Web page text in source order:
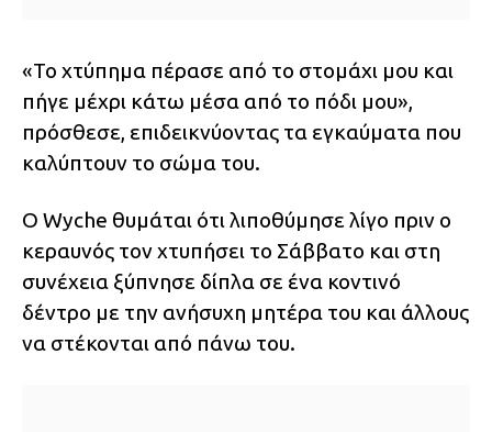
«Το χτύπημα πέρασε από το στομάχι μου και
πήγε μέχρι κάτω μέσα από το πόδι μου»,
πρόσθεσε, επιδεικνύοντας τα εγκαύματα που
καλύπτουν το σώμα του.
Ο Wyche θυμάται ότι λιποθύμησε λίγο πριν ο
κεραυνός τον χτυπήσει το Σάββατο και στη
συνέχεια ξύπνησε δίπλα σε ένα κοντινό
δέντρο με την ανήσυχη μητέρα του και άλλους
να στέκονται από πάνω του.